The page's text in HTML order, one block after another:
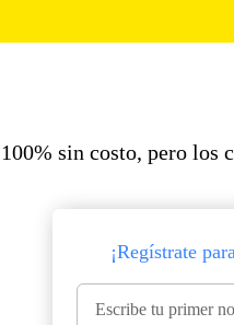
sin costo, pero los
¡Regístrate